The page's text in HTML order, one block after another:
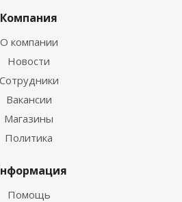
Компания
О компании
Новости
Сотрудники
Вакансии
Магазины
Политика
Помощь